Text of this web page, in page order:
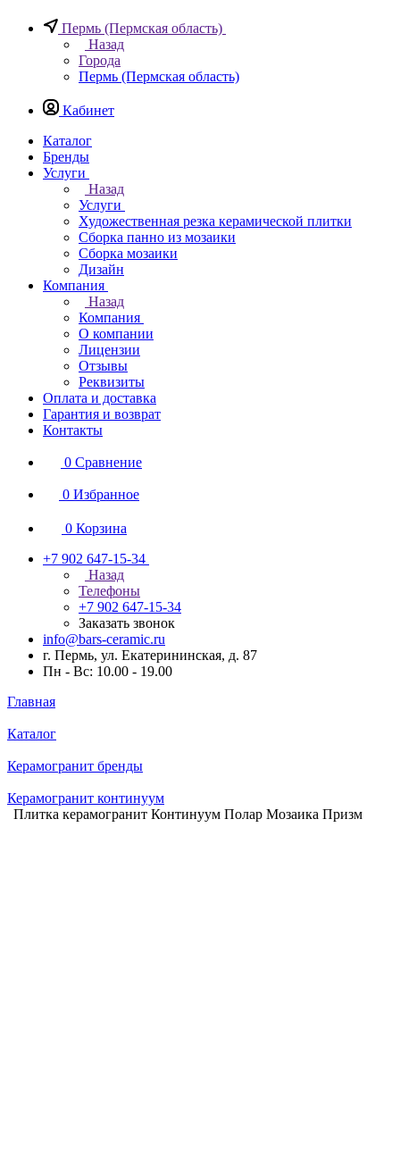
Пермь (Пермская область)
Назад
Города
Пермь (Пермская область)
Кабинет
Каталог
Бренды
Услуги
Назад
Услуги
Художественная резка керамической плитки
Сборка панно из мозаики
Сборка мозаики
Дизайн
Компания
Назад
Компания
О компании
Лицензии
Отзывы
Реквизиты
Оплата и доставка
Гарантия и возврат
Контакты
0 Сравнение
0 Избранное
0 Корзина
+7 902 647-15-34
Назад
Телефоны
+7 902 647-15-34
Заказать звонок
info@bars-ceramic.ru
г. Пермь, ул. Екатерининская, д. 87
Пн - Вс: 10.00 - 19.00
Главная
Каталог
Керамогранит бренды
Керамогранит континуум
Плитка керамогранит Континуум Полар Мозаика Призм